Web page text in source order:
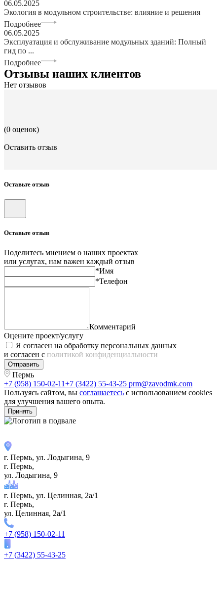
06.05.2025
Экология в модульном строительстве: влияние и решения
Подробнее
06.05.2025
Эксплуатация и обслуживание модульных зданий: Полный
гид по ...
Подробнее
Отзывы наших клиентов
Нет отзывов
(0 оценок)
Оставить отзыв
Оставьте отзыв
Оставьте отзыв
Поделитесь мнением о наших проектах
или услугах, нам важен каждый отзыв
*Имя
*Телефон
Комментарий
Оцените проект/услугу
Я согласен на обработку персональных данных
и согласен с политикой конфиденциальности
Отправить
Пермь
+7 (958) 150-02-11+7 (3422) 55-43-25 prm@zavodmk.com
Пользуясь сайтом, вы соглашаетесь с использованием cookies
для улучшения вашего опыта.
Принять
г. Пермь, ул. ​Лодыгина, 9
г. Пермь,
ул. ​Лодыгина, 9
г. Пермь, ул. Целинная, 2а/1
г. Пермь,
ул. Целинная, 2а/1
+7 (958) 150-02-11
+7 (3422) 55-43-25